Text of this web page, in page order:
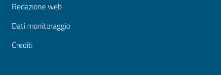
Redazione web
Dati monitoraggio
Crediti